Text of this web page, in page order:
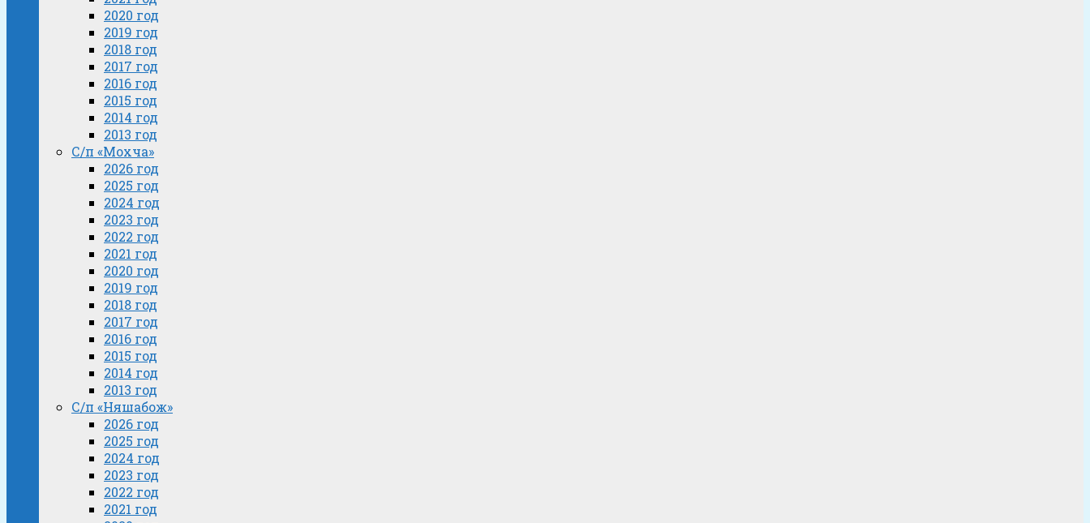
2020 год
2019 год
2018 год
2017 год
2016 год
2015 год
2014 год
2013 год
С/п «Мохча»
2026 год
2025 год
2024 год
2023 год
2022 год
2021 год
2020 год
2019 год
2018 год
2017 год
2016 год
2015 год
2014 год
2013 год
С/п «Няшабож»
2026 год
2025 год
2024 год
2023 год
2022 год
2021 год